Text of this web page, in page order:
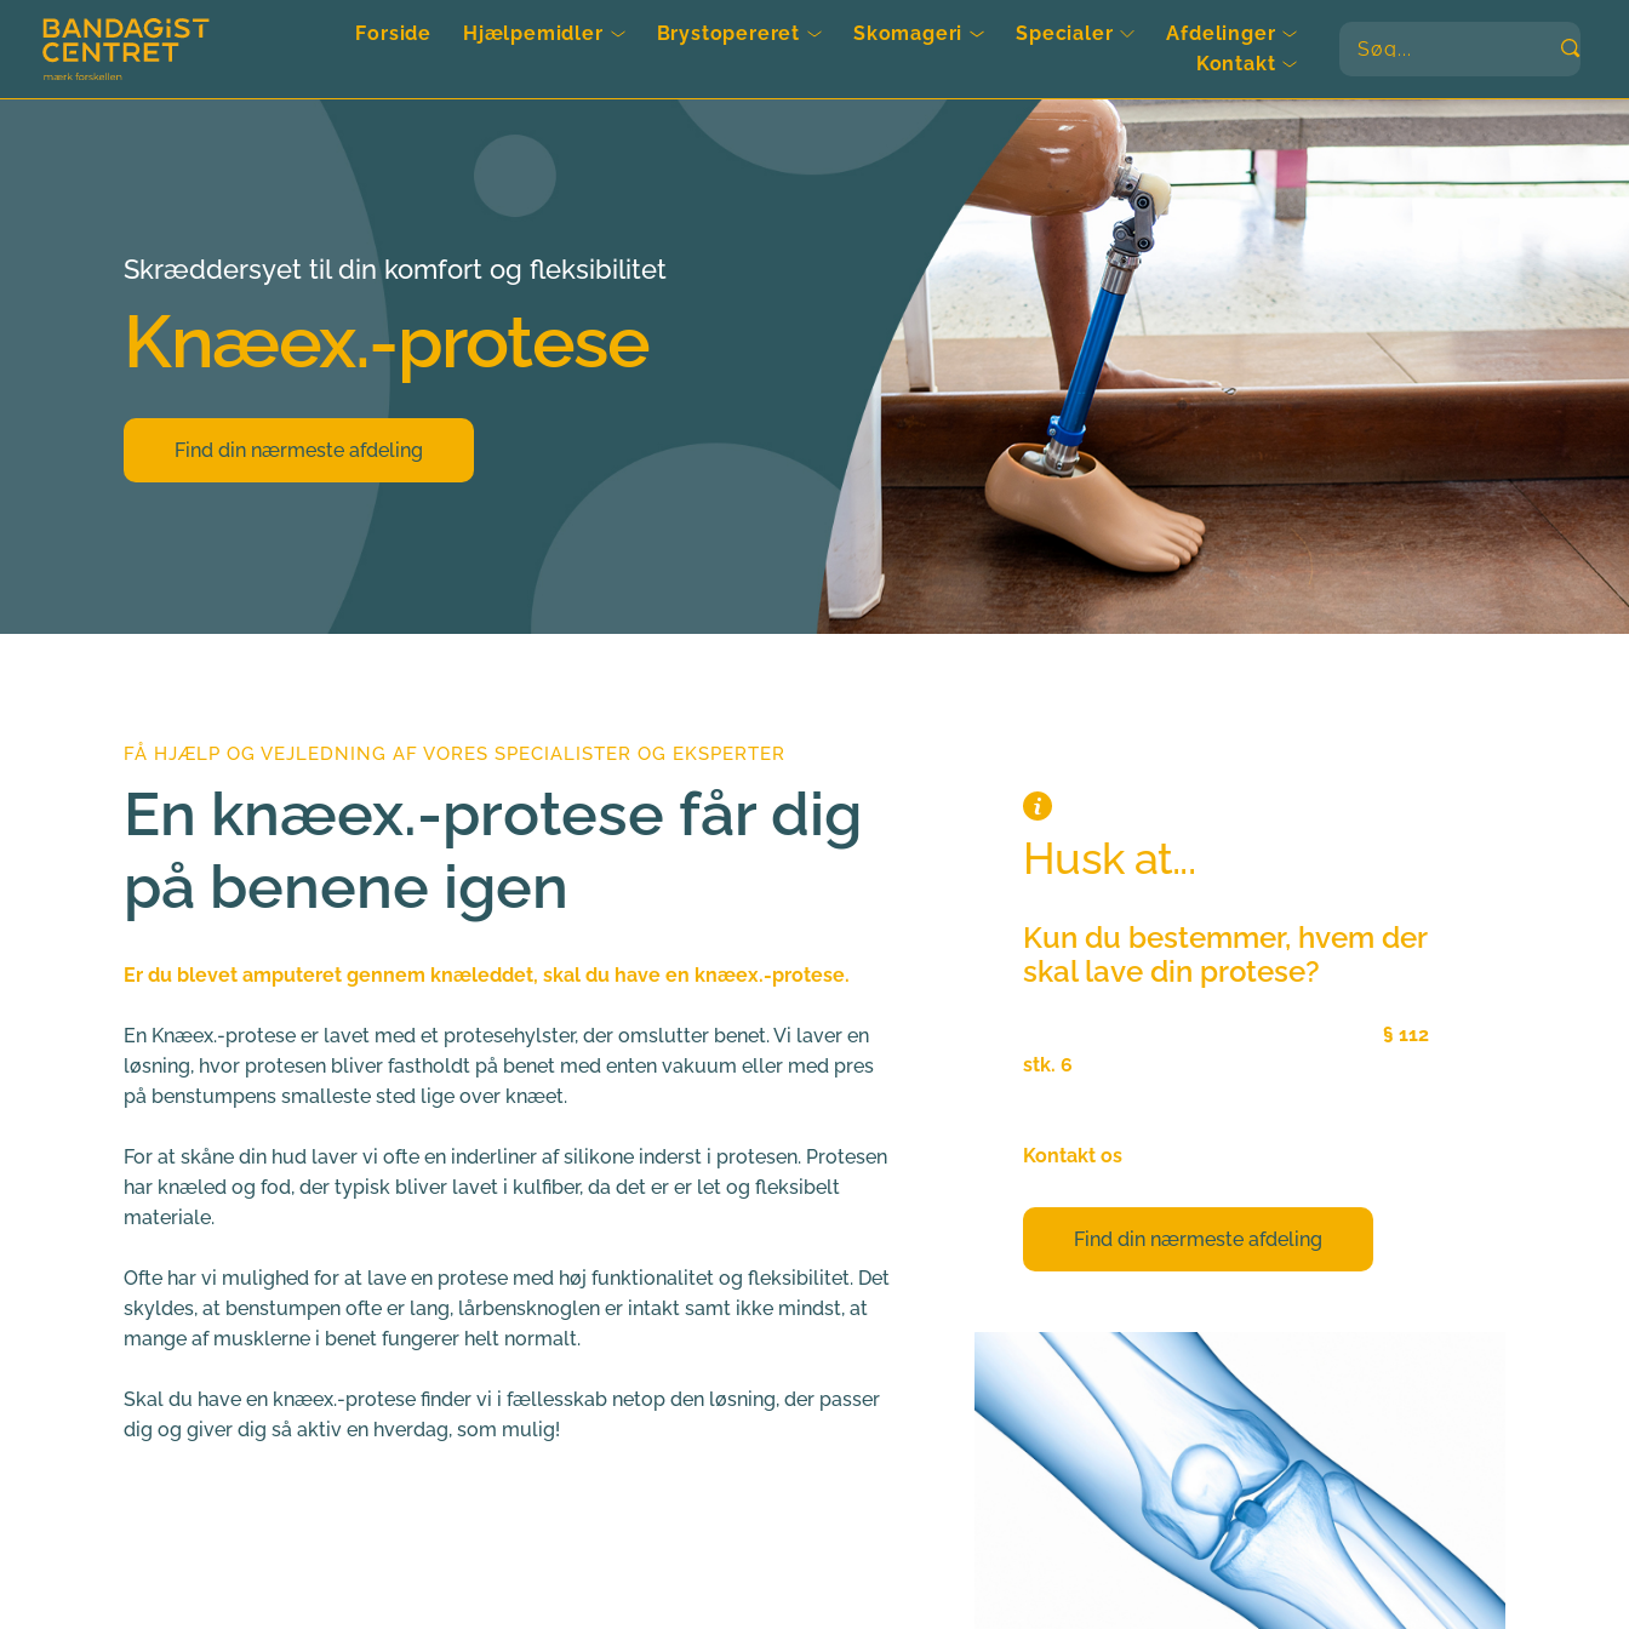
Forside Hjælpemidler Brystopereret Skomageri Specialer
Afdelinger
Kontakt
Søg...
Skræddersyet til din komfort og fleksibilitet
Knæex.-protese
Find din nærmeste afdeling
FÅ HJÆLP OG VEJLEDNING AF VORES SPECIALISTER OG EKSPERTER
En knæex.-protese får dig
på benene igen
Er du blevet amputeret gennem knæleddet, skal du have en knæex.-protese.
En Knæex.-protese er lavet med et protesehylster, der omslutter benet. Vi laver en
løsning, hvor protesen bliver fastholdt på benet med enten vakuum eller med pres
på benstumpens smalleste sted lige over knæet.
For at skåne din hud laver vi ofte en inderliner af silikone inderst i protesen. Protesen
har knæled og fod, der typisk bliver lavet i kulfiber, da det er er let og fleksibelt
materiale.
Ofte har vi mulighed for at lave en protese med høj funktionalitet og fleksibilitet. Det
skyldes, at benstumpen ofte er lang, lårbensknoglen er intakt samt ikke mindst, at
mange af musklerne i benet fungerer helt normalt.
Skal du have en knæex.-protese finder vi i fællesskab netop den løsning, der passer
dig og giver dig så aktiv en hverdag, som mulig!
Husk at...
Kun du bestemmer, hvem der
skal lave din protese?
§ 112
stk. 6
Kontakt os
Find din nærmeste afdeling